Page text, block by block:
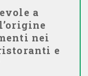
a
nei
e